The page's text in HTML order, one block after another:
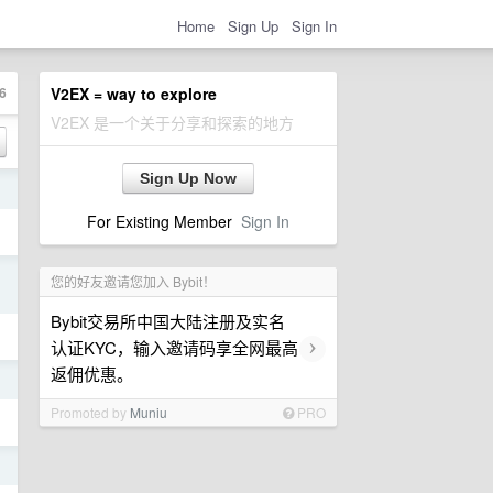
Home Sign Up Sign In
V2EX = way to explore
V2EX 是一个关于分享和探索的地方
Sign Up Now
For Existing Member Sign In
您的好友邀请您加入 Bybit！
Bybit交易所中国大陆注册及实名
认证KYC，输入邀请码享全网最高
返佣优惠。
›
Promoted by Muniu PRO